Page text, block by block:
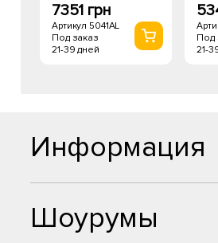
7351 грн
Артикул 5041AL
Под заказ
21-39 дней
Под
21-
Шоурумы
Информация